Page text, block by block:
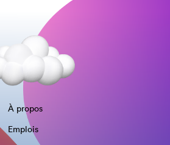
À propos
Emplois